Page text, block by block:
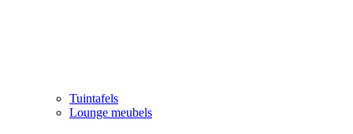
Tuintafels
Lounge meubels